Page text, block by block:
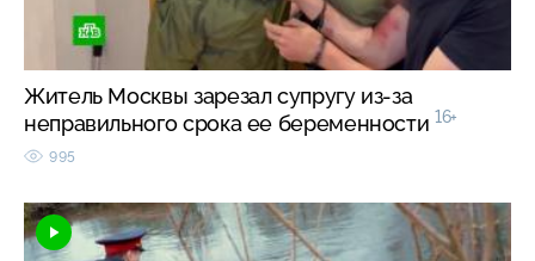
Житель Москвы зарезал супругу из-за
неправильного срока ее беременности 16+
995